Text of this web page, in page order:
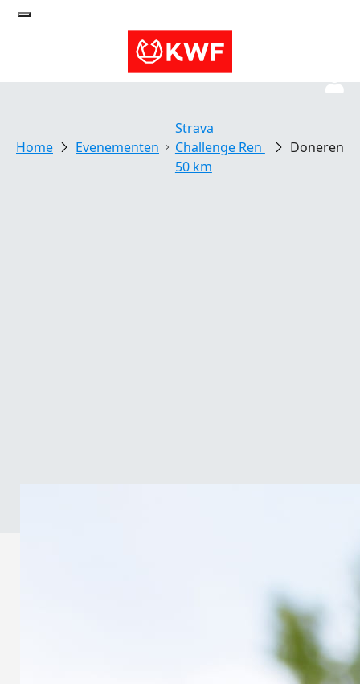
Evenementen
Strava
Challenge Ren
50 km
Doneren